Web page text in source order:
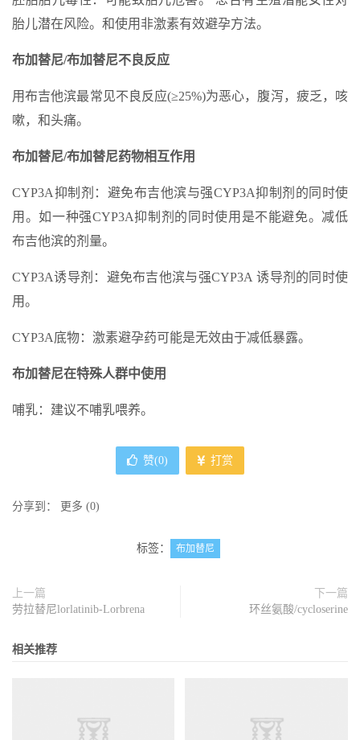
胎儿潜在风险。和使用非激素有效避孕方法。
布加替尼/布加替尼不良反应
用布吉他滨最常见不良反应(≥25%)为恶心，腹泻，疲乏，咳
嗽，和头痛。
布加替尼/布加替尼药物相互作用
CYP3A抑制剂：避免布吉他滨与强CYP3A抑制剂的同时使
用。如一种强CYP3A抑制剂的同时使用是不能避免。减低
布吉他滨的剂量。
CYP3A诱导剂：避免布吉他滨与强CYP3A 诱导剂的同时使
用。
CYP3A底物：激素避孕药可能是无效由于减低暴露。
布加替尼在特殊人群中使用
哺乳：建议不哺乳喂养。
赞(0) 打赏
分享到： 更多 (0)
标签： 布加替尼
上一篇
劳拉替尼lorlatinib-Lorbrena
下一篇
环丝氨酸/cycloserine
相关推荐